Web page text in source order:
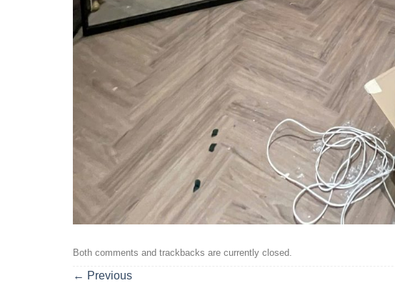
Both comments and trackbacks are currently closed.
← Previous